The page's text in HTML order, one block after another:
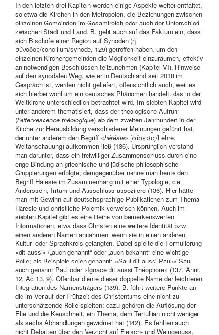
In den letzten drei Kapiteln werden einige Aspekte weiter entfaltet,
so etwa die Kirchen in den Metropolen, die Beziehungen zwischen
einzelnen Gemeinden im Gesamtreich oder auch der Unterschied
zwischen Stadt und Land. B. geht auch auf das Faktum ein, dass
sich Bischöfe einer Region auf Synoden (ἡ
σύνοδος/concilium/synode, 129) getroffen haben, um den
einzelnen Kirchengemeinden die Möglichkeit einzuräumen, effektiv
an notwendigen Beschlüssen teilzunehmen (Kapitel VI). Hinweise
auf den synodalen Weg, wie er in Deutschland seit 2018 im
Gespräch ist, werden nicht geliefert, offensichtlich auch, weil es
sich hierbei wohl um ein deutsches Phänomen handelt, das in der
Weltkirche unterschiedlich betrachtet wird. Im siebten Kapitel wird
unter anderem thematisiert, dass der theologische Aufruhr
(l’effervescence théologique) ab dem zweiten Jahrhundert in der
Kirche zur Herausbildung verschiedener Meinungen geführt hat,
der unter anderem den Begriff «hérésie» (αἵρεσις/Lehre,
Weltanschauung) aufkommen ließ (136). Ursprünglich verstand
man darunter, dass ein freiwilliger Zusammenschluss durch eine
enge Bindung an griechische und jüdische philosophische
Gruppierungen erfolgte; demgegenüber nenne man heute den
Begriff Häresie im Zusammenhang mit einer Typologie, die
Anderssein, Irrtum und Ausschluss assoziiere (136). Hier hätte
man mit Gewinn auf deutschsprachige Publikationen zum Thema
Häresie und christliche Polemik verweisen können. Auch im
siebten Kapitel gibt es eine Reihe von bemerkenswerten
Informationen, etwa dass Christen eine weitere Identität bzw.
einen anderen Namen annahmen, wenn sie in einen anderen
Kultur- oder Sprachkreis gelangten. Dabei spielte die Formulierung
«dit aussi» /„auch genannt“ oder „auch bekannt“ eine wichtige
Rolle; als Beispiele seien genannt: «Saul dit aussi Paul»/ Saul
auch genannt Paul oder «Ignace dit aussi Théophore» (137, Anm.
12, Ac 13, 9). Offenbar diente dieser doppelte Name der leichteren
Integration des Namensträgers (139). B. führt weitere Punkte an,
die im Verlauf der Frühzeit des Christentums eine nicht zu
unterschätzende Rolle spielten; dazu gehören die Auflösung der
Ehe und die Keuschheit, ein Thema, dem Tertullian nicht weniger
als sechs Abhandlungen gewidmet hat (142). Es fehlten auch
nicht Debatten über den Verzicht auf Fleisch- und Weingenuss,